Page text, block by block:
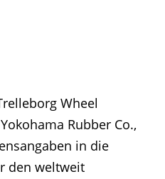
Wheel
Rubber Co.,
in die
den weltweit